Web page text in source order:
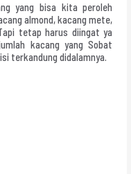
yang bisa kita peroleh
almond, kacang mete,
tetap harus diingat ya
kacang yang Sobat
terkandung didalamnya.